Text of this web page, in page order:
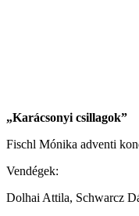
„Karácsonyi csillagok”
Fischl Mónika adventi
Vendégek:
Dolhai Attila, Schwarcz